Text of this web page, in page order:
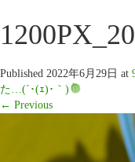
Published 2022年6月29日 at
た…(´･(ｪ)･｀)
← Previous